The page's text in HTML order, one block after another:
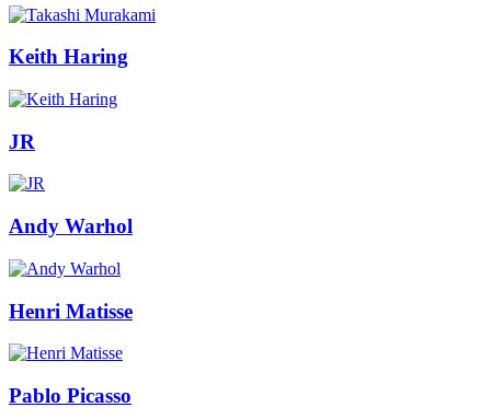
Keith Haring
JR
Andy Warhol
Henri Matisse
Pablo Picasso